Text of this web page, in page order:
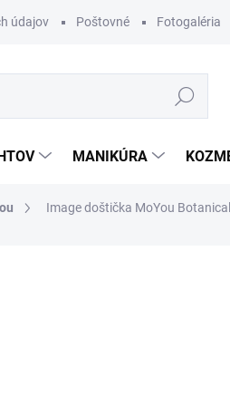
údajov Poštovné Fotogaléria
Hľadať
MANIKÚRA
Image doštička MoYou